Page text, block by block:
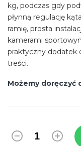
Możemy doręczyć
kg, podczas gdy
płynną regulację
ramię, prosta
kamerami
praktyczny dodatek
treści.